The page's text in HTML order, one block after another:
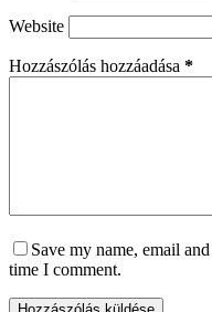
Website
Hozzászólás hozzáadása *
Save my name, email
time I comment.